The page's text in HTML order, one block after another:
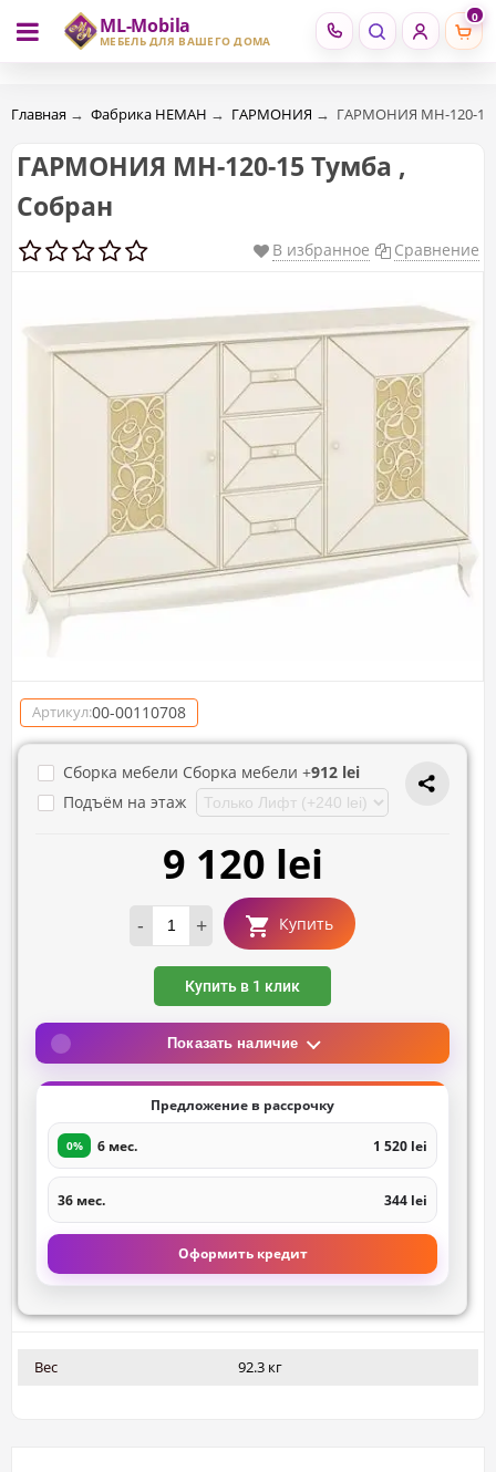
ML-Mobila
МЕБЕЛЬ ДЛЯ ВАШЕГО ДОМА
0
RU RO
Главная → Фабрика НЕМАН → ГАРМОНИЯ → ГАРМОНИЯ МН-120-15
ГАРМОНИЯ МН-120-15 Тумба ,
Собран
В избранное Сравнение
Артикул:00-00110708
Сборка мебели Сборка мебели +912 lei
Подъём на этаж
9 120 lei
- + Купить
Купить в 1 клик
Показать наличие
Предложение в рассрочку
0% 6 мес. 1 520 lei
36 мес. 344 lei
Оформить кредит
Вес 92.3 кг